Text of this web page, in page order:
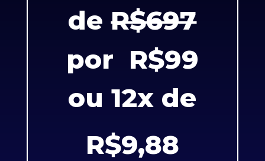
deR$697
por R$99
ou 12x de
R$9,88